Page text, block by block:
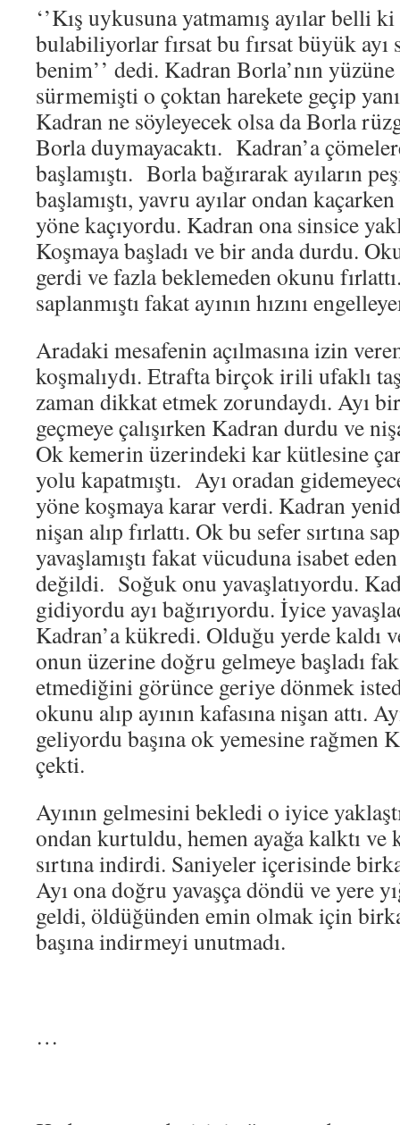
‘’Kış uykusuna yatmamış ayılar belli
bulabiliyorlar fırsat bu fırsat büyük ayı
benim’’ dedi. Kadran Borla’nın
sürmemişti o çoktan harekete geçip
Kadran ne söyleyecek olsa da Borla
Borla duymayacaktı. Kadran’a
başlamıştı. Borla bağırarak ayıların
başlamıştı, yavru ayılar ondan
yöne kaçıyordu. Kadran ona sinsice
Koşmaya başladı ve bir anda durdu.
gerdi ve fazla beklemeden okunu
saplanmıştı fakat ayının hızını
Aradaki mesafenin açılmasına izin
koşmalıydı. Etrafta birçok irili ufaklı taş
zaman dikkat etmek zorundaydı. Ayı
geçmeye çalışırken Kadran durdu ve
Ok kemerin üzerindeki kar kütlesine
yolu kapatmıştı. Ayı oradan
yöne koşmaya karar verdi. Kadran
nişan alıp fırlattı. Ok bu sefer sırtına
yavaşlamıştı fakat vücuduna isabet
değildi. Soğuk onu yavaşlatıyordu.
gidiyordu ayı bağırıyordu. İyice
Kadran’a kükredi. Olduğu yerde kaldı
onun üzerine doğru gelmeye başladı
etmediğini görünce geriye dönmek
okunu alıp ayının kafasına nişan attı.
geliyordu başına ok yemesine rağmen
çekti.
Ayının gelmesini bekledi o iyice
ondan kurtuldu, hemen ayağa kalktı ve
sırtına indirdi. Saniyeler içerisinde
Ayı ona doğru yavaşça döndü ve yere
geldi, öldüğünden emin olmak için
başına indirmeyi unutmadı.
…